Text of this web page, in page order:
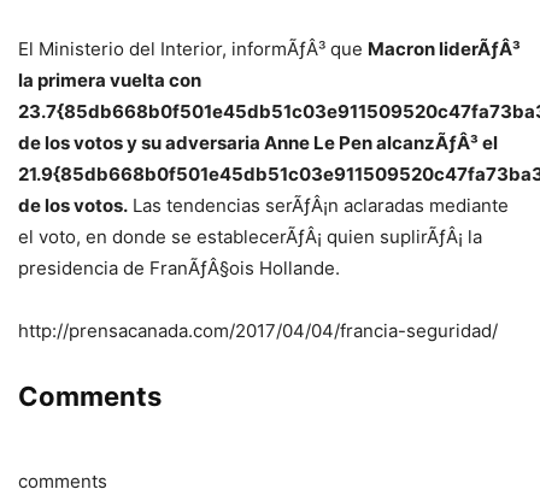
El Ministerio del Interior, informÃƒÂ³ que Macron liderÃƒÂ³
la primera vuelta con
de los votos y su adversaria Anne Le Pen alcanzÃƒÂ³ el
de los votos. Las tendencias serÃƒÂ¡n aclaradas mediante
el voto, en donde se establecerÃƒÂ¡ quien suplirÃƒÂ¡ la
presidencia de FranÃƒÂ§ois Hollande.
http://prensacanada.com/2017/04/04/francia-seguridad/
Comments
comments